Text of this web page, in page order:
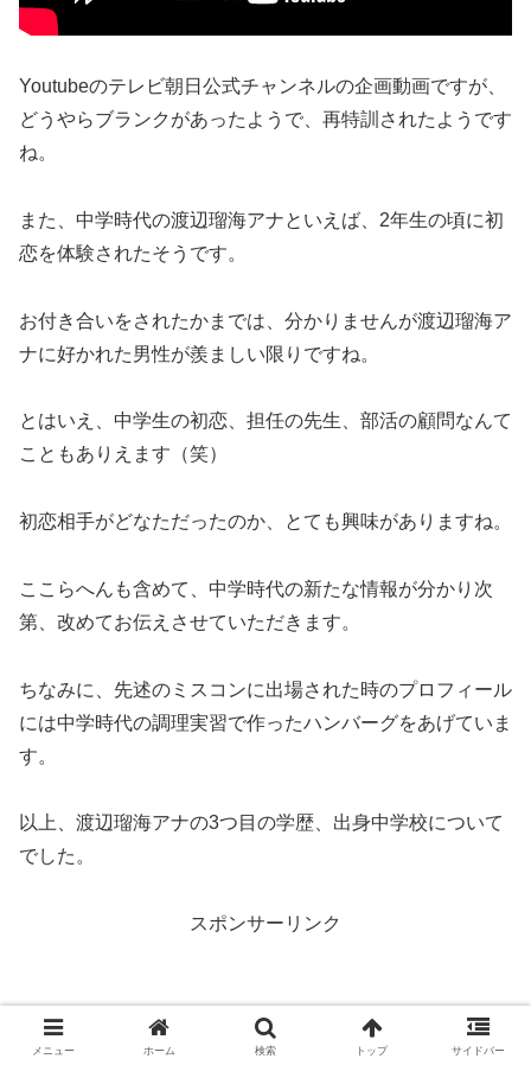
Youtubeのテレビ朝日公式チャンネルの企画動画ですが、
どうやらブランクがあったようで、再特訓されたようです
ね。
また、中学時代の渡辺瑠海アナといえば、2年生の頃に初
恋を体験されたそうです。
お付き合いをされたかまでは、分かりませんが渡辺瑠海ア
ナに好かれた男性が羨ましい限りですね。
とはいえ、中学生の初恋、担任の先生、部活の顧問なんて
こともありえます（笑）
初恋相手がどなただったのか、とても興味がありますね。
ここらへんも含めて、中学時代の新たな情報が分かり次
第、改めてお伝えさせていただきます。
ちなみに、先述のミスコンに出場された時のプロフィール
には中学時代の調理実習で作ったハンバーグをあげていま
す。
以上、渡辺瑠海アナの3つ目の学歴、出身中学校について
でした。
スポンサーリンク
メニュー ホーム 検索 トップ サイドバー